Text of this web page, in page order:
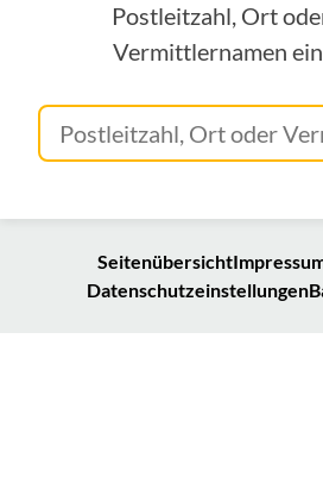
Postleitzahl, Ort
Vermittlernamen
Seitenübersicht
Datenschutzeinstellungen